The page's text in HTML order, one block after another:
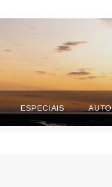
ESPECIAIS AUTO